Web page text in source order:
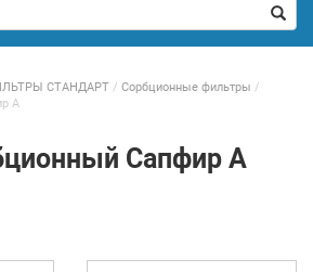
СТАНДАРТ / Сорбционные фильтры /
А
Сапфир А